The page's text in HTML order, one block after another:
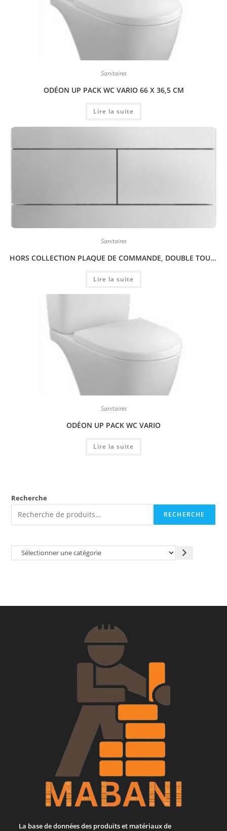
Sanitaires
ODÉON UP PACK WC VARIO 66 X 36,5 CM
Lire la suite
Sanitaires
HORS COLLECTION PLAQUE DE COMMANDE, DOUBLE TOUCHE
Lire la suite
Sanitaires
ODÉON UP PACK WC VARIO
Lire la suite
Recherche
RECHERCHE
La base de données des produits et matériaux de